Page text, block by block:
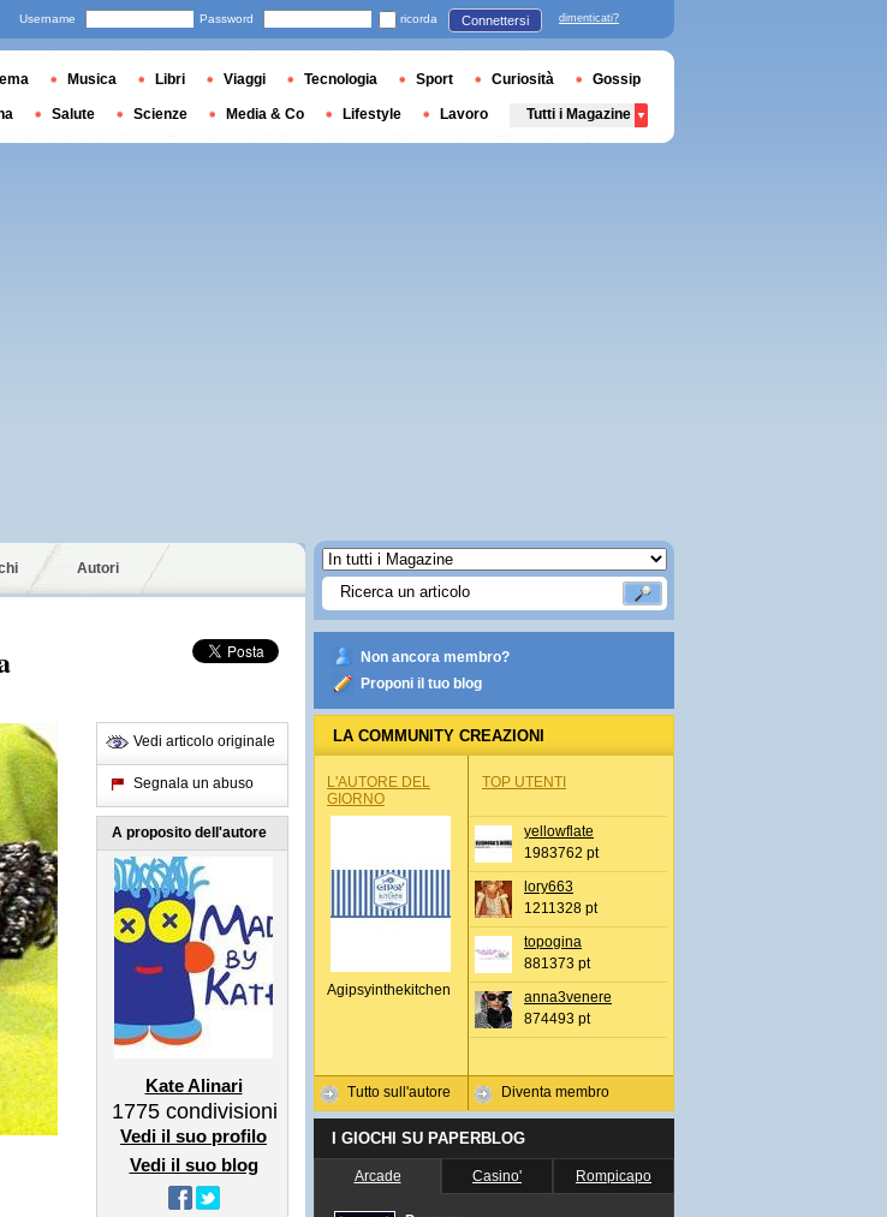
Autori
Vedi articolo originale
Segnala un abuso
A proposito dell'autore
Kate Alinari
1775 condivisioni
Vedi il suo profilo
Vedi il suo blog
Non ancora membro?
Proponi il tuo blog
LA COMMUNITY CREAZIONI
L'AUTORE DEL
GIORNO
Agipsyinthekitchen
Tutto sull'autore
TOP UTENTI
yellowflate
1983762 pt
lory663
1211328 pt
topogina
881373 pt
anna3venere
874493 pt
Diventa membro
I GIOCHI SU PAPERBLOG
Arcade Casino' Rompicapo
Username Password ricorda Connettersi dimenticati?
Musica Libri Viaggi Tecnologia Sport Curiosità Gossip
Salute Scienze Media & Co Lifestyle Lavoro Tutti i Magazine